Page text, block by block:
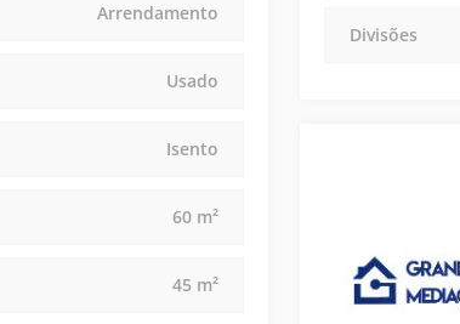
Arrendamento
Usado
Isento
60 m²
45 m²
Divisões